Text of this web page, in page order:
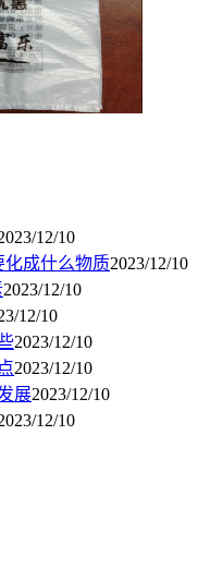
12/10
化成什么物质2023/12/10
2023/12/10
12/10
2023/12/10
2023/12/10
展2023/12/10
12/10